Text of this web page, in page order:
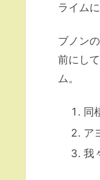
ライム
ブノン
前にし
ム。
同
ア
我